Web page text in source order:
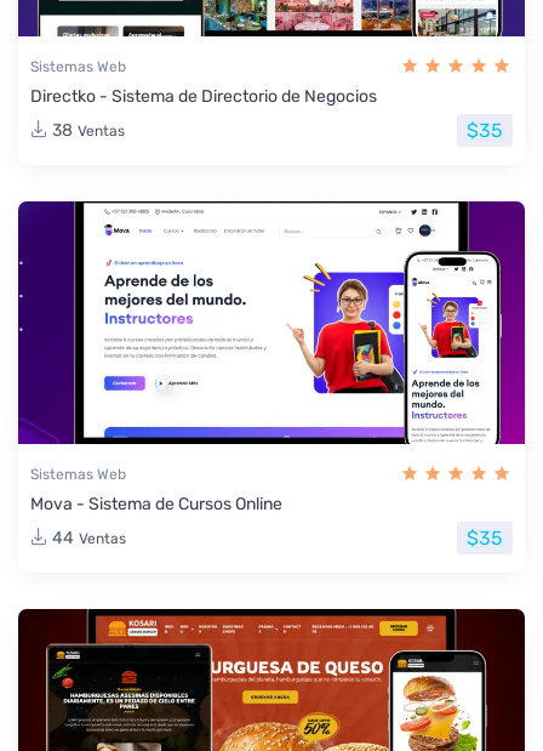
Sistemas Web
Directko - Sistema de Directorio de Negocios
38 Ventas $35
Sistemas Web
Mova - Sistema de Cursos Online
44 Ventas $35